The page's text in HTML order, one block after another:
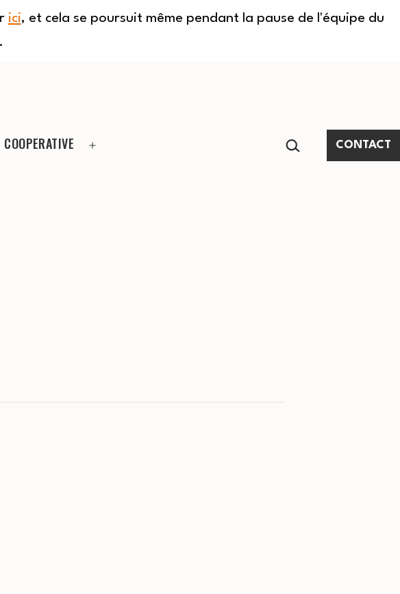
ici, et cela se poursuit même pendant la pause de l'équipe du
COOPERATIVE RECHERCHER…
CONTACT